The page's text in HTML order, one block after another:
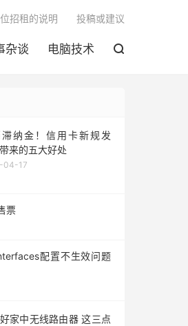
杂谈 电脑技术 
招租的说明 投稿或建议
纳金！信用卡新规发
来的五大好处
04-17
票
配置不生效问题
家中无线路由器 这三点